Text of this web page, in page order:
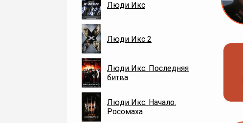
Люди Икс
Люди Икс 2
Люди Икс: Последняя
битва
Люди Икс: Начало.
Росомаха